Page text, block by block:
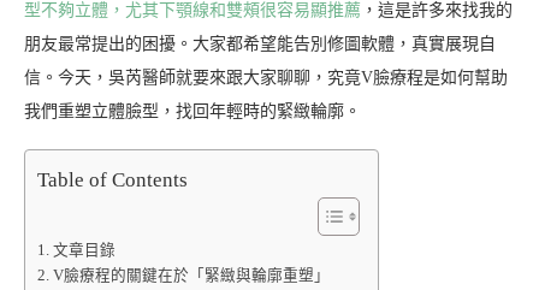
型不夠立體，尤其下顎線和雙頰很容易顯推薦 ，這是許多來找我的
朋友最常提出的困擾。大家都希望能告別修圖軟體，真實展現自
信。今天，吳芮醫師就要來跟大家聊聊，究竟V臉療程是如何幫助
我們重塑立體臉型，找回年輕時的緊緻輪廓。
Table of Contents
文章目錄
V臉療程的關鍵在於「緊緻與輪廓重塑」